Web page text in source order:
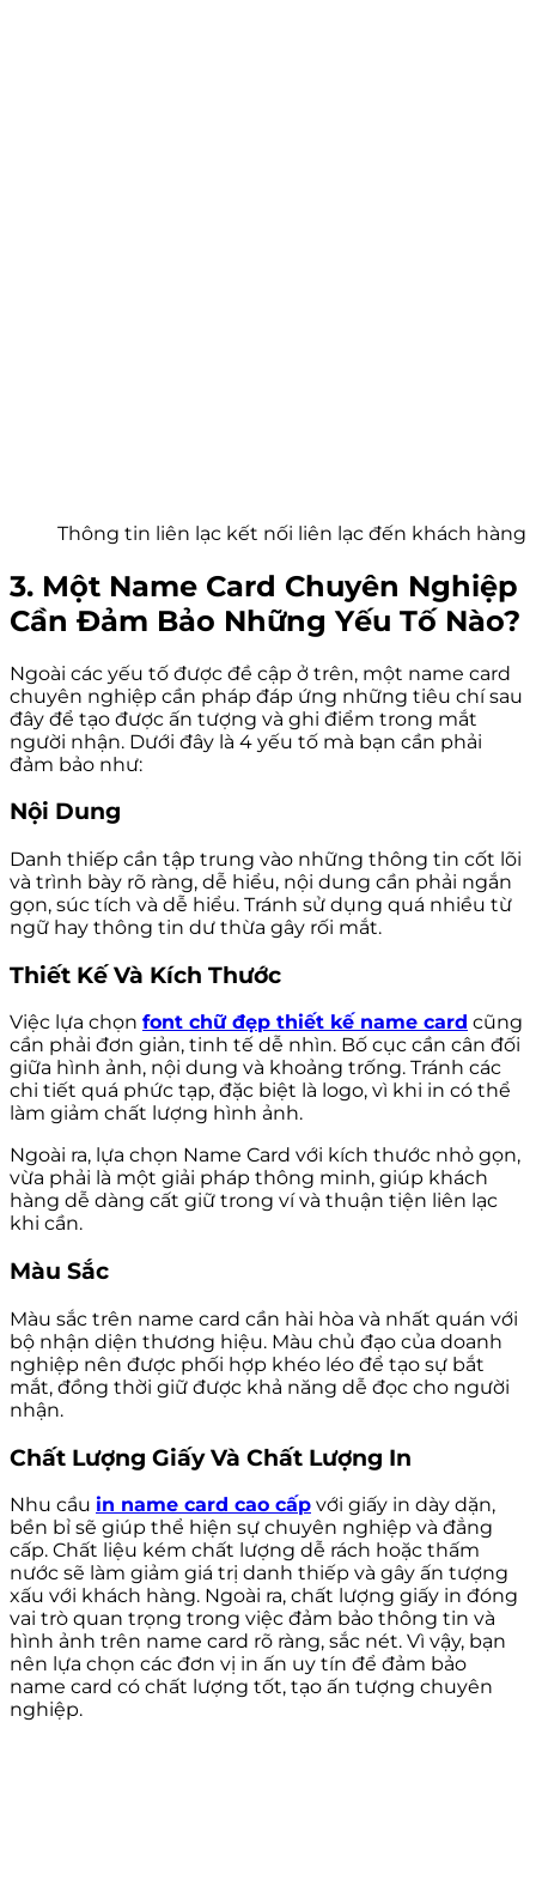
Thông tin liên lạc kết nối liên lạc đến khách hàng
3. Một Name Card Chuyên Nghiệp
Cần Đảm Bảo Những Yếu Tố Nào?
Ngoài các yếu tố được đề cập ở trên, một name card
chuyên nghiệp cần pháp đáp ứng những tiêu chí sau
đây để tạo được ấn tượng và ghi điểm trong mắt
người nhận. Dưới đây là 4 yếu tố mà bạn cần phải
đảm bảo như:
Nội Dung
Danh thiếp cần tập trung vào những thông tin cốt lõi
và trình bày rõ ràng, dễ hiểu, nội dung cần phải ngắn
gọn, súc tích và dễ hiểu. Tránh sử dụng quá nhiều từ
ngữ hay thông tin dư thừa gây rối mắt.
Thiết Kế Và Kích Thước
Việc lựa chọn font chữ đẹp thiết kế name card cũng
cần phải đơn giản, tinh tế dễ nhìn. Bố cục cần cân đối
giữa hình ảnh, nội dung và khoảng trống. Tránh các
chi tiết quá phức tạp, đặc biệt là logo, vì khi in có thể
làm giảm chất lượng hình ảnh.
Ngoài ra, lựa chọn Name Card với kích thước nhỏ gọn,
vừa phải là một giải pháp thông minh, giúp khách
hàng dễ dàng cất giữ trong ví và thuận tiện liên lạc
khi cần.
Màu Sắc
Màu sắc trên name card cần hài hòa và nhất quán với
bộ nhận diện thương hiệu. Màu chủ đạo của doanh
nghiệp nên được phối hợp khéo léo để tạo sự bắt
mắt, đồng thời giữ được khả năng dễ đọc cho người
nhận.
Chất Lượng Giấy Và Chất Lượng In
Nhu cầu in name card cao cấp với giấy in dày dặn,
bền bỉ sẽ giúp thể hiện sự chuyên nghiệp và đẳng
cấp. Chất liệu kém chất lượng dễ rách hoặc thấm
nước sẽ làm giảm giá trị danh thiếp và gây ấn tượng
xấu với khách hàng. Ngoài ra, chất lượng giấy in đóng
vai trò quan trọng trong việc đảm bảo thông tin và
hình ảnh trên name card rõ ràng, sắc nét. Vì vậy, bạn
nên lựa chọn các đơn vị in ấn uy tín để đảm bảo
name card có chất lượng tốt, tạo ấn tượng chuyên
nghiệp.